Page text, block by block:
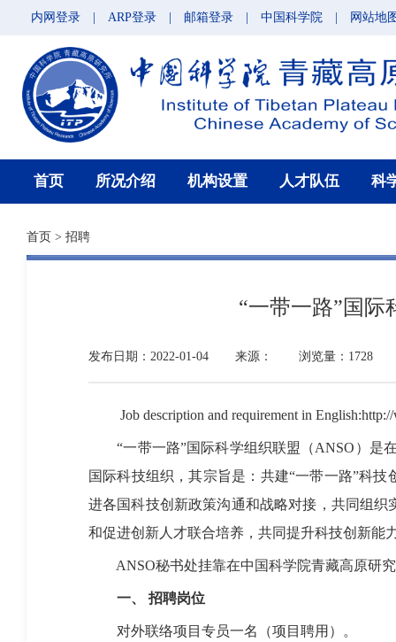
内网登录 ARP登录 邮箱登录 中国科学院 网站地
首页 所况介绍 机构设置 人才队伍 科
首页 > 招聘
“一带一路”国际
发布日期：2022-01-04 来源： 浏览量：1728
Job description and requirement in English:
“一带一路”国际科学组织联盟（ANSO ）是
国际科技组织，其宗旨是：共建“一带一路”科
进各国科技创新政策沟通和战略对接，共同组
和促进创新人才联合培养，共同提升科技创新能
ANSO秘书处挂靠在中国科学院青藏高原研
一、 招聘岗位
对外联络项目专员一名（项目聘用）。